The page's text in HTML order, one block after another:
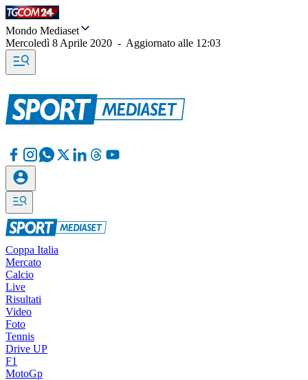
Mondo Mediaset
Mercoledì 8 Aprile 2020 - Aggiornato alle 12:03
Coppa Italia
Mercato
Calcio
Live
Risultati
Video
Foto
Tennis
Drive UP
F1
MotoGp